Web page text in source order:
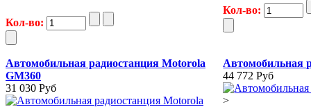
Кол-во:
Кол-во:
Автомобильная радиостанция Motorola
GM360
31 030 Руб
Автомобильная
44 772 Руб
>